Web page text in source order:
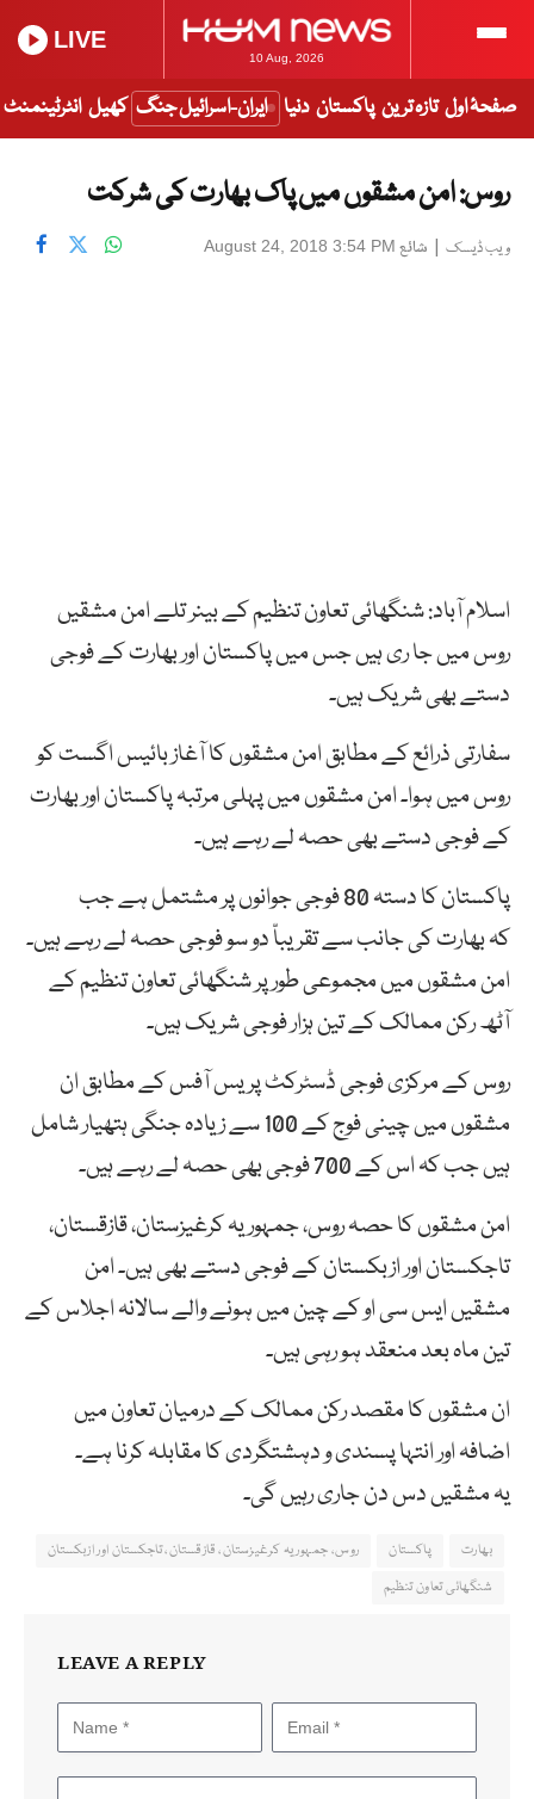
10 Aug, 2026
LIVE
صفحۂ اول تازہ ترین پاکستان دنیا ایران-اسرائیل جنگ کھیل انٹرٹینمنٹ
روس: امن مشقوں میں پاک بھارت کی شرکت
ویب ڈیسک | شائع August 24, 2018 3:54 PM
اسلام آباد: شنگھائی تعاون تنظیم کے بینر تلے امن مشقیں
روس میں جا ری ہیں جس میں پاکستان اور بھارت کے فوجی
دستے بھی شریک ہیں۔
سفارتی ذرائع کے مطابق امن مشقوں کا آغاز بائیس اگست کو
روس میں ہوا۔ امن مشقوں میں پہلی مرتبہ پاکستان اور بھارت
کے فوجی دستے بھی حصہ لے رہے ہیں۔
پاکستان کا دستہ 80 فوجی جوانوں پر مشتمل ہے جب
کہ بھارت کی جانب سے تقریباّ دو سو فوجی حصہ لے رہے ہیں۔
امن مشقوں میں مجموعی طور پر شنگھائی تعاون تنظیم کے
آٹھ رکن ممالک کے تین ہزار فوجی شریک ہیں۔
روس کے مرکزی فوجی ڈسٹرکٹ پریس آفس کے مطابق ان
مشقوں میں چینی فوج کے 100 سے زیادہ جنگی ہتھیار شامل
ہیں جب کہ اس کے 700 فوجی بھی حصہ لے رہے ہیں۔
امن مشقوں کا حصہ روس، جمہوریہ کرغیزستان، قازقستان،
تاجکستان اور ازبکستان کے فوجی دستے بھی ہیں۔ امن
مشقیں ایس سی او کے چین میں ہونے والے سالانہ اجلاس کے
تین ماہ بعد منعقد ہو رہی ہیں۔
ان مشقوں کا مقصد رکن ممالک کے درمیان تعاون میں
اضافہ اور انتہا پسندی و دہشتگردی کا مقابلہ کرنا ہے۔
یہ مشقیں دس دن جاری رہیں گی۔
بھارت پاکستان
روس، جمہوریہ کرغیزستان، قازقستان، تاجکستان اور ازبکستان
شنگھائی تعاون تنظیم
LEAVE A REPLY